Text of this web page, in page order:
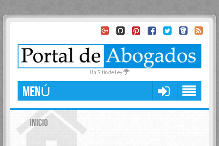
Un Sitio de Ley
MENÚ
INICIO